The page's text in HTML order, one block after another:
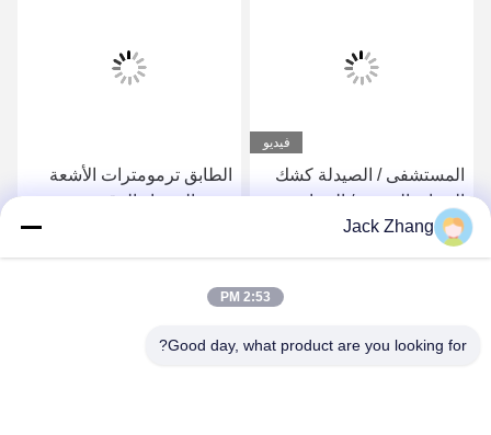
فيديو
المستشفى / الصيدلة كشك
الرعاية الصحية / الرعاية
الطبية كشك توافق أوروبا
MDD والولايات المتحدة
احصل على افضل سعر
الطابق ترمومترات الأشعة
تحت الحمراء الرقمية
احصل على افضل سعر
Jack Zhang
2:53 PM
Good day, what product are you looking for?